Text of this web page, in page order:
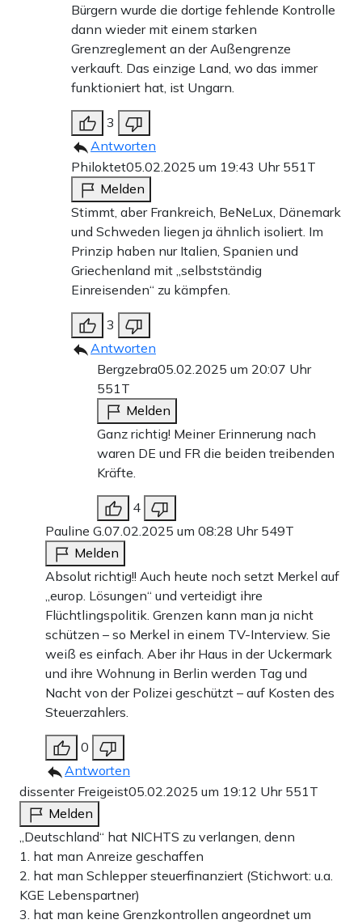
Bürgern wurde die dortige fehlende Kontrolle
dann wieder mit einem starken
Grenzreglement an der Außengrenze
verkauft. Das einzige Land, wo das immer
funktioniert hat, ist Ungarn.
3
Antworten
Philoktet05.02.2025 um 19:43 Uhr 551T
Melden
Stimmt, aber Frankreich, BeNeLux, Dänemark
und Schweden liegen ja ähnlich isoliert. Im
Prinzip haben nur Italien, Spanien und
Griechenland mit „selbstständig
Einreisenden“ zu kämpfen.
3
Antworten
Bergzebra05.02.2025 um 20:07 Uhr
551T
Melden
Ganz richtig! Meiner Erinnerung nach
waren DE und FR die beiden treibenden
Kräfte.
4
Pauline G.07.02.2025 um 08:28 Uhr 549T
Melden
Absolut richtig!! Auch heute noch setzt Merkel auf
„europ. Lösungen“ und verteidigt ihre
Flüchtlingspolitik. Grenzen kann man ja nicht
schützen – so Merkel in einem TV-Interview. Sie
weiß es einfach. Aber ihr Haus in der Uckermark
und ihre Wohnung in Berlin werden Tag und
Nacht von der Polizei geschützt – auf Kosten des
Steuerzahlers.
0
Antworten
dissenter Freigeist05.02.2025 um 19:12 Uhr 551T
Melden
„Deutschland“ hat NICHTS zu verlangen, denn
1. hat man Anreize geschaffen
2. hat man Schlepper steuerfinanziert (Stichwort: u.a.
KGE Lebenspartner)
3. hat man keine Grenzkontrollen angeordnet um